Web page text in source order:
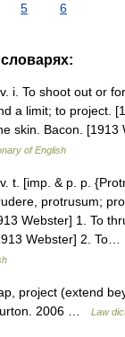
5 6
i. To shoot out or
a limit; to project.
skin. Bacon.
of English
t. [imp. & p. p.
protrusum;
Webster] 1. To
Webster] 2.
project (extend
2006 …
Law